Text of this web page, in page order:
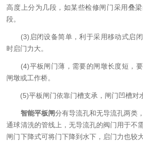
高度上分为几段，如某些检修闸门采用叠
段。
(3)启闭设备简单，利于采用移动式启闭
时启门力大。
(4)平板闸门薄，需要的闸墩长度短，要
闸墩或工作桥。
(5)平板闸门依靠门槽支承，闸门凹槽对水
智能平板闸分有导流孔和无导流孔两类
通球清洗的管线上，无导流孔的阀门用于不
闸门下降式可将门下降到水下，启门力也较